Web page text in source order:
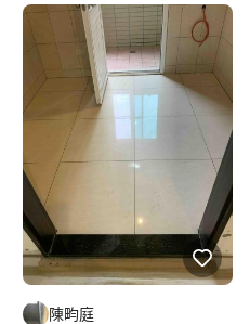
陳畇庭